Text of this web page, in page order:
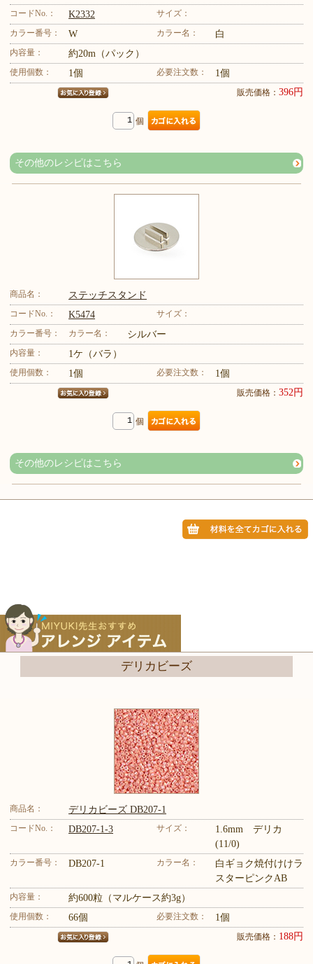
コードNo.： K2332
サイズ：
カラー番号：
W カラー名： 白
内容量： 約20m（パック）
使用個数： 1個 必要注文数： 1個
販売価格： 396円
個
その他のレシピはこちら
商品名： ステッチスタンド
コードNo.： K5474
サイズ：
カラー番号：
カラー名： シルバー
内容量： 1ケ（バラ）
使用個数： 1個 必要注文数： 1個
販売価格： 352円
個
その他のレシピはこちら
デリカビーズ
商品名： デリカビーズ DB207-1
コードNo.： DB207-1-3 サイズ：
1.6mm デリカ
(11/0)
カラー番号： DB207-1 カラー名：
白ギョク焼付けけラ
スターピンクAB
内容量： 約600粒（マルケース約3g）
使用個数： 66個 必要注文数： 1個
販売価格： 188円